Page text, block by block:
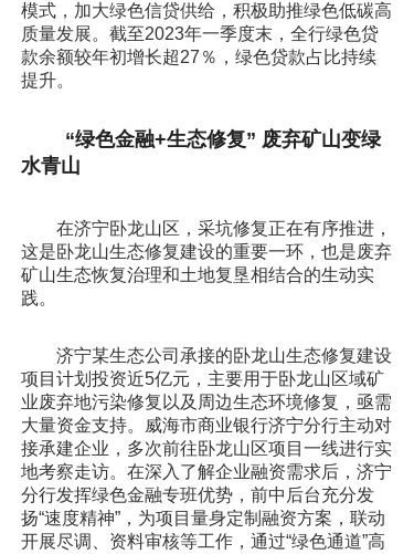
模式，加大绿色信贷供给，积极助推绿色低碳高
质量发展。截至2023年一季度末，全行绿色贷
款余额较年初增长超27％，绿色贷款占比持续
提升。
“绿色金融+生态修复” 废弃矿山变绿
水青山
在济宁卧龙山区，采坑修复正在有序推进，
这是卧龙山生态修复建设的重要一环，也是废弃
矿山生态恢复治理和土地复垦相结合的生动实
践。
济宁某生态公司承接的卧龙山生态修复建设
项目计划投资近5亿元，主要用于卧龙山区域矿
业废弃地污染修复以及周边生态环境修复，亟需
大量资金支持。威海市商业银行济宁分行主动对
接承建企业，多次前往卧龙山区项目一线进行实
地考察走访。在深入了解企业融资需求后，济宁
分行发挥绿色金融专班优势，前中后台充分发
扬“速度精神”，为项目量身定制融资方案，联动
开展尽调、资料审核等工作，通过“绿色通道”高